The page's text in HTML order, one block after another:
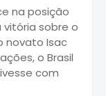
na posição
sobre o
novato Isac
o Brasil
com